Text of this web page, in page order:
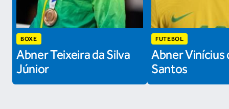
BOXE
Abner Teixeira da Silva
Júnior
FUTEBOL
Abner Vinícius
Santos